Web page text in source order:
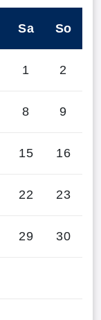
Sa So
1 2
8 9
15 16
22 23
29 30